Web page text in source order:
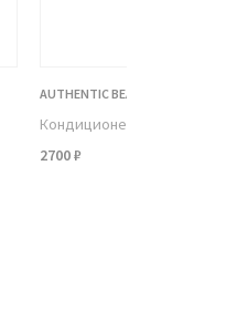
AUTHENTIC BEAUTY CONCEPT
Кондиционер для объема
2700 ₽